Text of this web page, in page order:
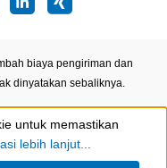
biaya pengiriman dan
dinyatakan sebaliknya.
untuk memastikan
lebih lanjut...